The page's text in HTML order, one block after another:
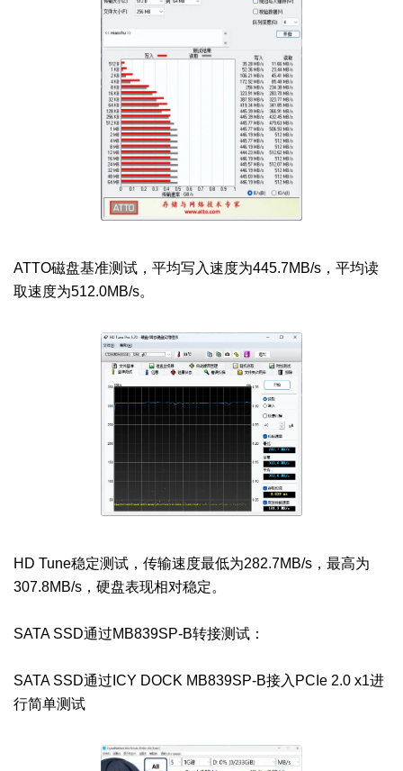
ATTO磁盘基准测试，平均写入速度为445.7MB/s，平均读
取速度为512.0MB/s。
HD Tune稳定测试，传输速度最低为282.7MB/s，最高为
307.8MB/s，硬盘表现相对稳定。
SATA SSD通过MB839SP-B转接测试：
SATA SSD通过ICY DOCK MB839SP-B接入PCIe 2.0 x1进
行简单测试